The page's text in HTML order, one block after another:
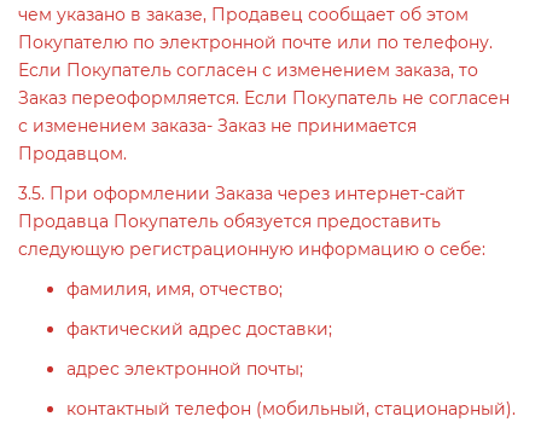
чем указано в заказе, Продавец сообщает об этом
Покупателю по электронной почте или по телефону.
Если Покупатель согласен с изменением заказа, то
Заказ переоформляется. Если Покупатель не согласен
с изменением заказа- Заказ не принимается
Продавцом.
3.5. При оформлении Заказа через интернет-сайт
Продавца Покупатель обязуется предоставить
следующую регистрационную информацию о себе:
фамилия, имя, отчество;
фактический адрес доставки;
адрес электронной почты;
контактный телефон (мобильный, стационарный).